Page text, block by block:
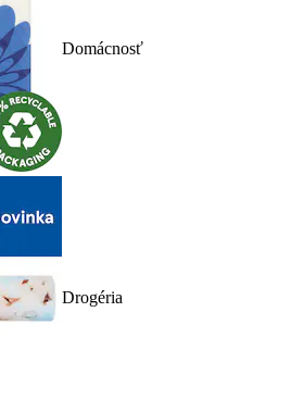
Domácnosť
Drogéria